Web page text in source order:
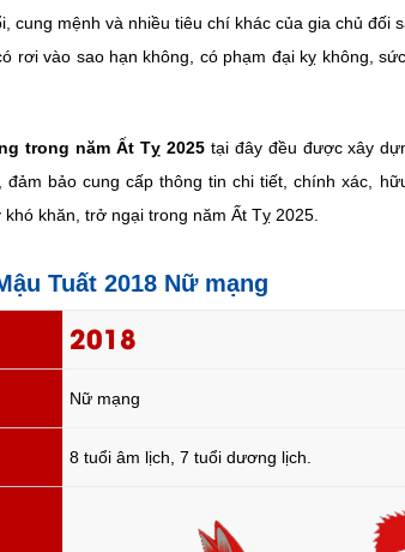
cung mệnh và nhiều tiêu chí khác của gia chủ đối
rơi vào sao hạn không, có phạm đại kỵ không,
trong năm Ất Tỵ 2025tại đây đều được xây
, đảm bảo cung cấp thông tin chi tiết, chính xác,
khăn, trở ngại trong năm Ất Tỵ 2025.
Tuất 2018 Nữ mạng
2018
Nữ mạng
8 tuổi âm lịch, 7 tuổi dương lịch.